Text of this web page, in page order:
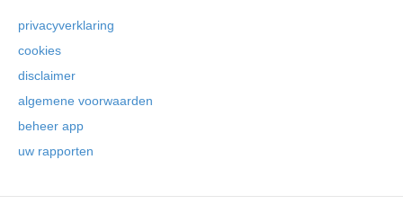
privacyverklaring
cookies
disclaimer
algemene voorwaarden
beheer app
uw rapporten